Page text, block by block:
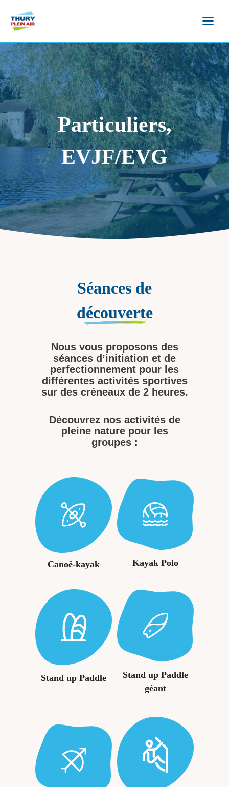
contenu
Particuliers,
EVJF/EVG
Séances de
découverte
Nous vous proposons des
séances d’initiation et de
perfectionnement pour les
différentes activités sportives
sur des créneaux de 2 heures.
Découvrez nos activités de
pleine nature pour les
groupes :
Canoë-kayak Kayak Polo
Stand up Paddle
Stand up Paddle
géant